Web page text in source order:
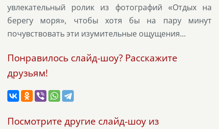
увлекательный ролик из фотографий «Отдых на
берегу моря», чтобы хотя бы на пару минут
почувствовать эти изумительные ощущения...
Понравилось слайд-шоу? Расскажите
друзьям!
Посмотрите другие слайд-шоу из